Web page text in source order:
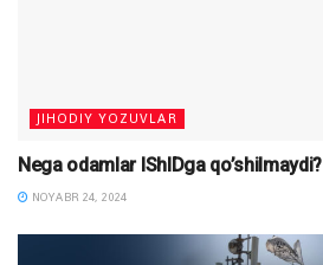
JIHODIY YOZUVLAR
Nega odamlar IShIDga qo’shilmaydi?
NOYABR 24, 2024